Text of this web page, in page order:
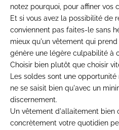
notez pourquoi, pour affiner vos
Et si vous avez la possibilité de
conviennent pas faites-le sans
mieux qu'un vêtement qui
génère une légère culpabilité à
Choisir bien plutôt que choisir
Les soldes sont une
ne se saisit bien qu'avec un
discernement.
Un vêtement d'allaitement bien
concrètement votre quotidien